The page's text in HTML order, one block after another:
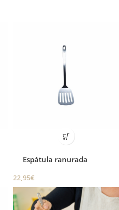
Espátula ranurada
22,95€